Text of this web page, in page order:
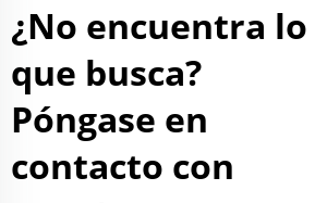
¿No encuentra lo
que busca?
Póngase en
contacto con